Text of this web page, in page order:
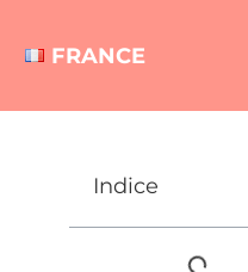
FRANCE
Indice